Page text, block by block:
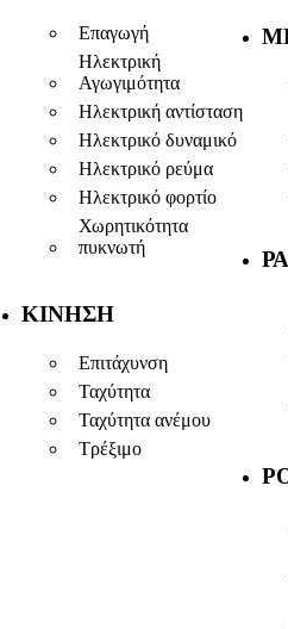
Επαγωγή
Ηλεκτρική
Αγωγιμότητα
Ηλεκτρική αντίσταση
Ηλεκτρικό δυναμικό
Ηλεκτρικό ρεύμα
Ηλεκτρικό φορτίο
Χωρητικότητα
πυκνωτή
ΚΊΝΗΣΗ
Επιτάχυνση
Ταχύτητα
Ταχύτητα ανέμου
Τρέξιμο